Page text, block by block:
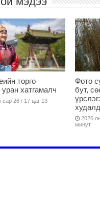
торго
уран хатгамалч
сар 26 / 17 цаг 13
Фото
бут,
2026
минут